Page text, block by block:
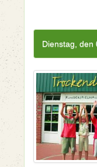
Dienstag, den